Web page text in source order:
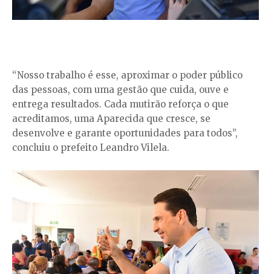
“Nosso trabalho é esse, aproximar o poder público
das pessoas, com uma gestão que cuida, ouve e
entrega resultados. Cada mutirão reforça o que
acreditamos, uma Aparecida que cresce, se
desenvolve e garante oportunidades para todos”,
concluiu o prefeito Leandro Vilela.